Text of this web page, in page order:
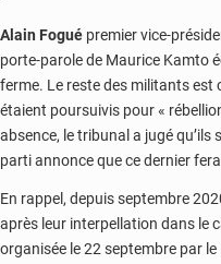
Alain Fogué premier vice-
porte-parole de Maurice Kamto
ferme. Le reste des militants est
étaient poursuivis pour «
absence, le tribunal a jugé
parti annonce que ce dernier
En rappel, depuis septembre
après leur interpellation dans le
organisée le 22 septembre par